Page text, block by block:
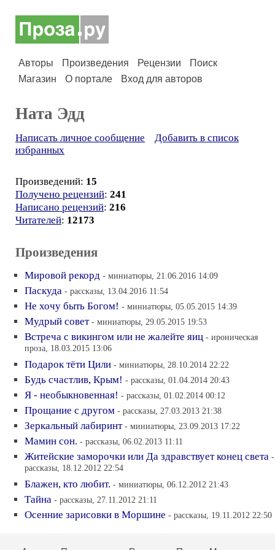
Авторы Произведения Рецензии
Поиск
Магазин
О портале Вход для авторов
Ната Эдд
Написать личное сообщение
Добавить в список
избранных
Произведений: 15
Получено рецензий: 241
Написано рецензий: 216
Читателей: 12173
Произведения
Мировой рекорд - миниатюры, 21.06.2016 14:09
Паскуда - рассказы, 13.04.2016 11:54
Не хочу быть Богом! - миниатюры, 05.05.2015 14:39
Мудрый совет - миниатюры, 29.05.2015 19:53
Встреча с викингом или не жалейте яиц - ироническая
проза, 18.03.2015 13:06
Подарок тёти Цили - миниатюры, 28.10.2014 22:22
Будь счастлив, Крым! - рассказы, 01.04.2014 20:43
Я - необыкновенная! - рассказы, 01.02.2014 00:12
Прощание с другом - рассказы, 27.03.2013 21:38
Зеркальный лабиринт - миниатюры, 23.09.2013 17:22
Мамин сон. - рассказы, 06.02.2013 11:11
Житейские заморочки или Да здравствует конец света -
рассказы, 18.12.2012 22:54
Блажен, кто любит. - миниатюры, 06.12.2012 21:43
Тайна - рассказы, 27.11.2012 21:11
Осенние зарисовки в Моршине - рассказы, 19.11.2012 22:50